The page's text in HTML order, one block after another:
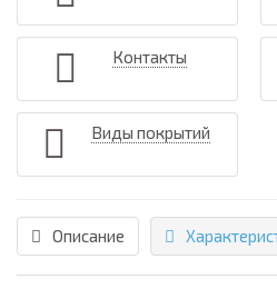
Контакты
Виды покрытий
Описание